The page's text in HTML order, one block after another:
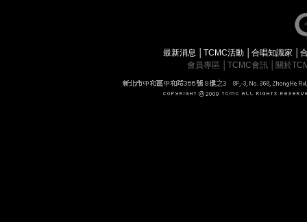
最新消息 │TCMC活動 │合唱知識家 │
會員專區
TCMC會訊 關於